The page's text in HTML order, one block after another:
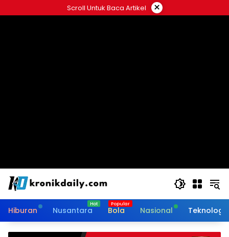
ke
Scroll Untuk Baca Artikel ×
Hiburan Nusantara Bola Nasional Teknologi